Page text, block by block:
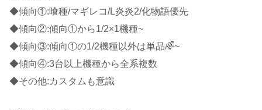
◆傾向①:喰種/マギレコ/L炎炎2/化物語優先
◆傾向②:傾向①から1/2×1機種~
◆傾向③:傾向①の1/2機種以外は単品🌈~
◆傾向④:3台以上機種から全系複数
◆その他:カスタムも意識